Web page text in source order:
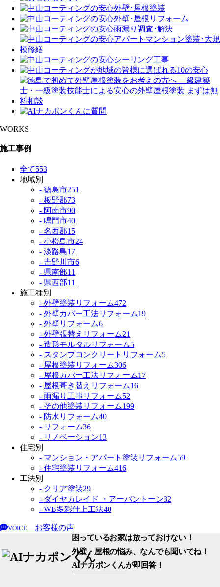
WORKS
施工事例
全て553
地域別
- 徳島市251
- 板野郡73
- 阿南市90
- 鳴門市40
- 名西郡15
- 小松島市24
- 淡路島17
- 吉野川市6
- 県南部11
- 県西部11
施工種別
- 外壁塗装リフォーム472
- 外壁カバー工法リフォーム19
- 外壁リフォーム6
- 外壁張替えリフォーム21
- 造形モルタルリフォーム5
- スタンプコンクリートリフォーム5
- 屋根塗装リフォーム306
- 屋根カバー工法リフォーム17
- 屋根葺き替えリフォーム16
- 雨漏り工事リフォーム52
- その他塗装リフォーム199
- 防水リフォーム40
- リフォーム36
- リノベーション13
住宅別
- マンション・アパート塗装リフォーム59
- 住宅塗装リフォーム416
工法別
- クリア塗装29
- ダイヤカレイド ・アーバントーン32
- WB多彩仕上工法40
VOICE
お客様の声
困っているお家は放っておけない！
外壁・屋根の悩み、なんでも聞いてね！
AIナカポンくんが即回答！